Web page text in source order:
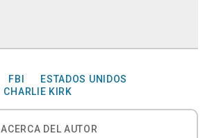
FBI
ESTADOS UNIDOS
CHARLIE KIRK
ACERCA DEL AUTOR